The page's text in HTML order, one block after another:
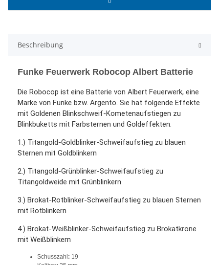
Beschreibung
Funke Feuerwerk Robocop Albert Batterie
Die Robocop ist eine Batterie von Albert Feuerwerk, eine
Marke von Funke bzw. Argento. Sie hat folgende Effekte
mit Goldenen Blinkschweif-Kometenaufstiegen zu
Blinkbuketts mit Farbsternen und Goldeffekten.
1.) Titangold-Goldblinker-Schweifaufstieg zu blauen
Sternen mit Goldblinkern
2.) Titangold-Grünblinker-Schweifaufstieg zu
Titangoldweide mit Grünblinkern
3.) Brokat-Rotblinker-Schweifaufstieg zu blauen Sternen
mit Rotblinkern
4.) Brokat-Weißblinker-Schweifaufstieg zu Brokatkrone
mit Weißblinkern
Schusszahl : 19